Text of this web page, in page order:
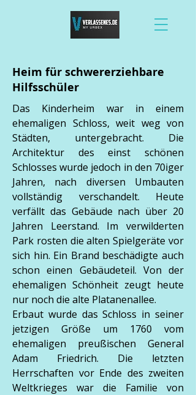
Heim für schwererziehbare
Hilfsschüler
Das Kinderheim war in einem
ehemaligen Schloss, weit weg von
Städten, untergebracht. Die
Architektur des einst schönen
Schlosses wurde jedoch in den 70iger
Jahren, nach diversen Umbauten
vollständig verschandelt. Heute
verfällt das Gebäude nach über 20
Jahren Leerstand. Im verwilderten
Park rosten die alten Spielgeräte vor
sich hin. Ein Brand beschädigte auch
schon einen Gebäudeteil. Von der
ehemaligen Schönheit zeugt heute
nur noch die alte Platanenallee.
Erbaut wurde das Schloss in seiner
jetzigen Größe um 1760 vom
ehemaligen preußischen General
Adam Friedrich. Die letzten
Herrschaften vor Ende des zweiten
Weltkrieges war die Familie von